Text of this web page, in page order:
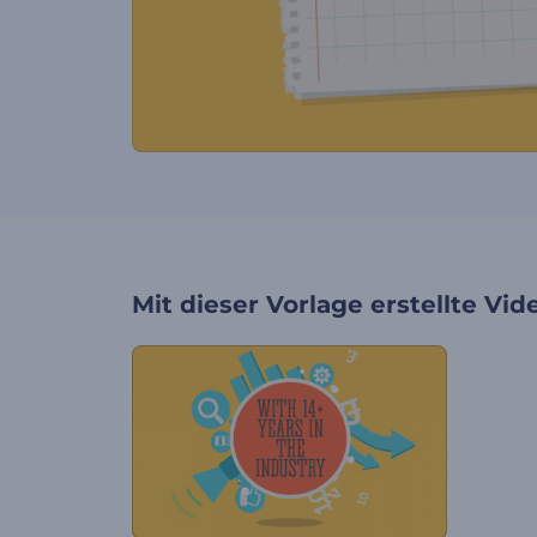
Mit dieser Vorlage erstellte